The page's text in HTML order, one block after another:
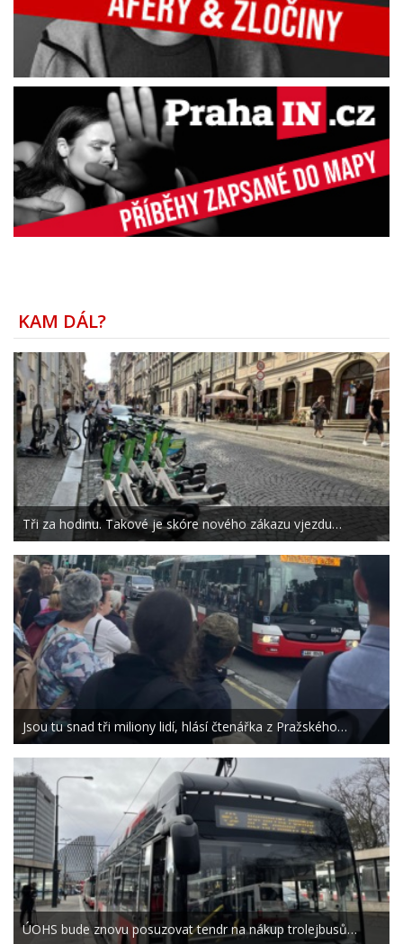
KAM DÁL?
Tři za hodinu. Takové je skóre nového zákazu vjezdu…
Jsou tu snad tři miliony lidí, hlásí čtenářka z Pražského…
ÚOHS bude znovu posuzovat tendr na nákup trolejbusů…